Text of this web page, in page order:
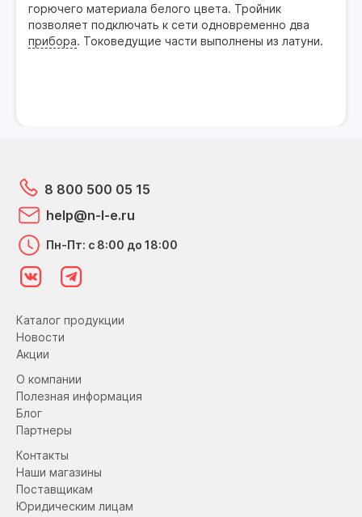
горючего материала белого цвета. Тройник
позволяет подключать к сети одновременно два
прибора. Токоведущие части выполнены из латуни.
Каталог продукции
Новости
Акции
О компании
Полезная информация
Блог
Партнеры
Контакты
Наши магазины
Поставщикам
Юридическим лицам
8 800 500 05 15
help@n-l-e.ru
Пн-Пт: с 8:00 до 18:00